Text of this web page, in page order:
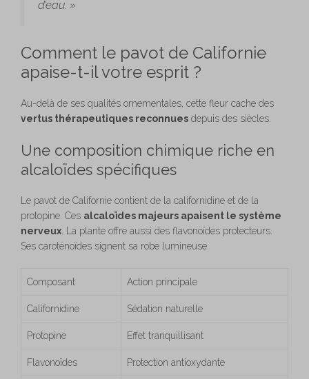
d’eau. »
Comment le pavot de Californie
apaise-t-il votre esprit ?
Au-delà de ses qualités ornementales, cette fleur cache des
vertus thérapeutiques reconnues depuis des siècles.
Une composition chimique riche en
alcaloïdes spécifiques
Le pavot de Californie contient de la californidine et de la
protopine. Ces alcaloïdes majeurs apaisent le système
nerveux . La plante offre aussi des flavonoïdes protecteurs.
Ses caroténoïdes signent sa robe lumineuse.
Composant Action principale
Californidine Sédation naturelle
Protopine Effet tranquillisant
Flavonoïdes Protection antioxydante